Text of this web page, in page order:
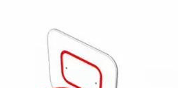
комбинир.
СО-05К1